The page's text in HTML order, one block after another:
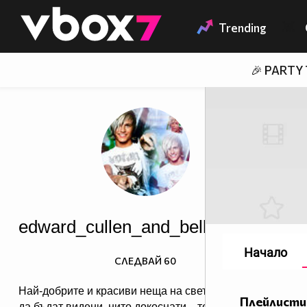
👾 Trending
🎉 PARTY
edward_cullen_and_bella_cullen
Най-добрите и красиви неща на света не могат
СЛЕДВАЙ 60
Плейлисти
Начало